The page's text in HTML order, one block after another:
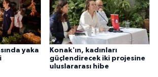
yaka
Konak'ın, kadınları
güçlendirecek iki projesine
uluslararası hibe